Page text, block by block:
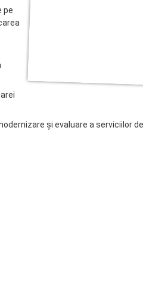
pe
și evaluare a serviciilor